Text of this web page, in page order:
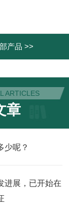
产品 >>
ARTICLES
章
少呢？
进展，已开始在